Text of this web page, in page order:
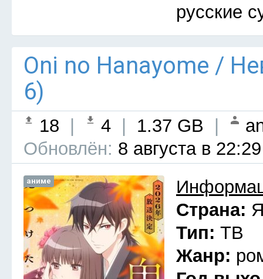
русские
Oni no Hanayome /
6)
18 4 1.37 GB
Обновлён: 8 августа в 22:29
аниме
Страна:
Тип: ТВ
Жанр: